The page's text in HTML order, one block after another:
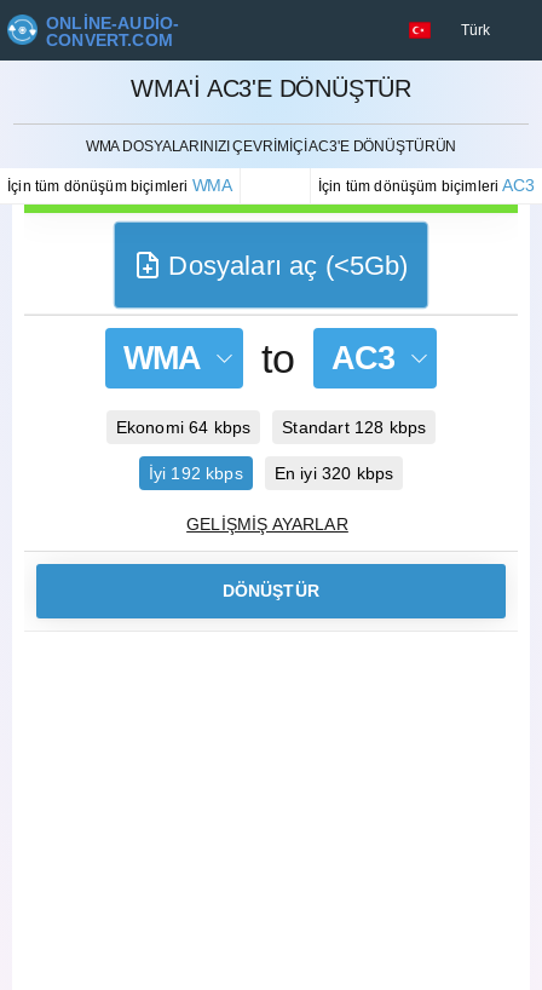
ONLINE-AUDIO-
CONVERT.COM
Türk
WMA'I AC3'E DÖNÜŞTÜR
WMA DOSYALARINIZI ÇEVRIMIÇI AC3'E DÖNÜŞTÜRÜN
İçin tüm dönüşüm biçimleri WMA İçin tüm dönüşüm biçimleriAC3
İPTAL ETMEK
Dosyaları aç (<5Gb)
WMA to AC3
Ekonomi 64 kbps Standart 128 kbps
İyi 192 kbps En iyi 320 kbps
GELIŞMIŞ AYARLAR
DÖNÜŞTÜR